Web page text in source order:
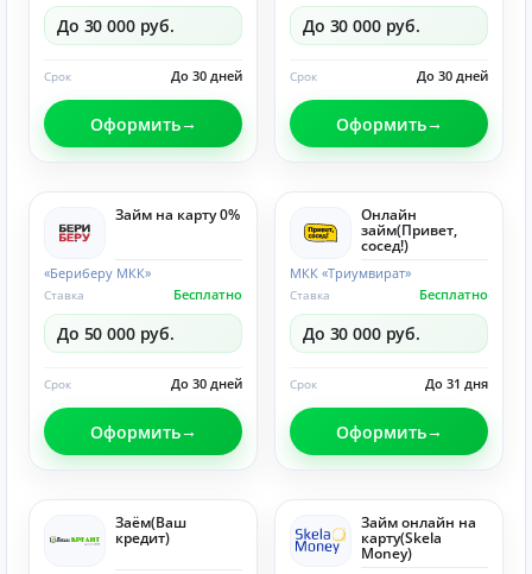
До 30 000 руб.
До 30 дней
Срок
Оформить
До 30 000 руб.
До 30 дней
Срок
Оформить
Займ на карту 0%
«Бериберу МКК»
Бесплатно
Ставка
До 50 000 руб.
До 30 дней
Срок
Оформить
Онлайн
займ(Привет,
сосед!)
МКК «Триумвират»
Бесплатно
Ставка
До 30 000 руб.
До 31 дня
Срок
Оформить
Заём(Ваш
кредит)
Займ онлайн на
карту(Skela
Money)